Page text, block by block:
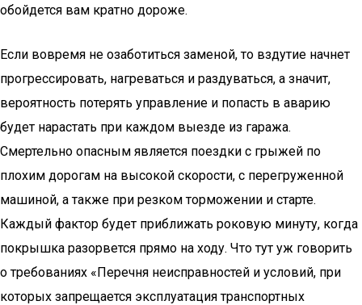
обойдется вам кратно дороже.
Если вовремя не озаботиться заменой, то вздутие начнет
прогрессировать, нагреваться и раздуваться, а значит,
вероятность потерять управление и попасть в аварию
будет нарастать при каждом выезде из гаража.
Смертельно опасным является поездки с грыжей по
плохим дорогам на высокой скорости, с перегруженной
машиной, а также при резком торможении и старте.
Каждый фактор будет приближать роковую минуту, когда
покрышка разорвется прямо на ходу. Что тут уж говорить
о требованиях «Перечня неисправностей и условий, при
которых запрещается эксплуатация транспортных